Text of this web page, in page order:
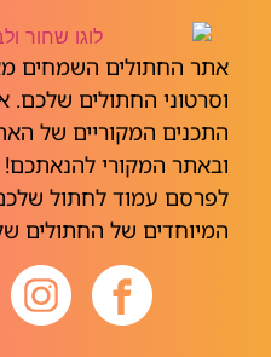
אתר החתולים השמחים
וסרטוני החתולים שלכם.
התכנים המקוריים של
ובאתר המקורי
לפרסם עמוד לחתול
המיוחדים של החתולים